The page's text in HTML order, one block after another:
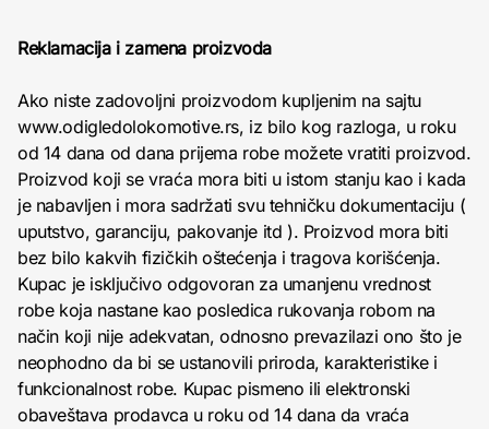
Reklamacija i zamena proizvoda
Ako niste zadovoljni proizvodom kupljenim na sajtu
www.odigledolokomotive.rs, iz bilo kog razloga, u roku
od 14 dana od dana prijema robe možete vratiti proizvod.
Proizvod koji se vraća mora biti u istom stanju kao i kada
je nabavljen i mora sadržati svu tehničku dokumentaciju (
uputstvo, garanciju, pakovanje itd ). Proizvod mora biti
bez bilo kakvih fizičkih oštećenja i tragova korišćenja.
Kupac je isključivo odgovoran za umanjenu vrednost
robe koja nastane kao posledica rukovanja robom na
način koji nije adekvatan, odnosno prevazilazi ono što je
neophodno da bi se ustanovili priroda, karakteristike i
funkcionalnost robe. Kupac pismeno ili elektronski
obaveštava prodavca u roku od 14 dana da vraća